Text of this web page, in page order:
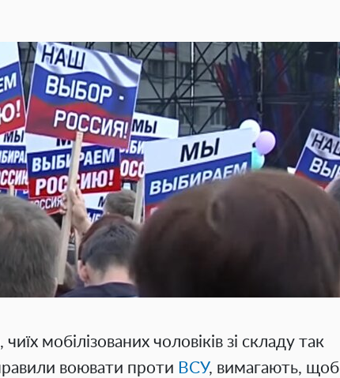
мобілізованих чоловіків зі складу так
воювати проти ВСУ, вимагають, щоб